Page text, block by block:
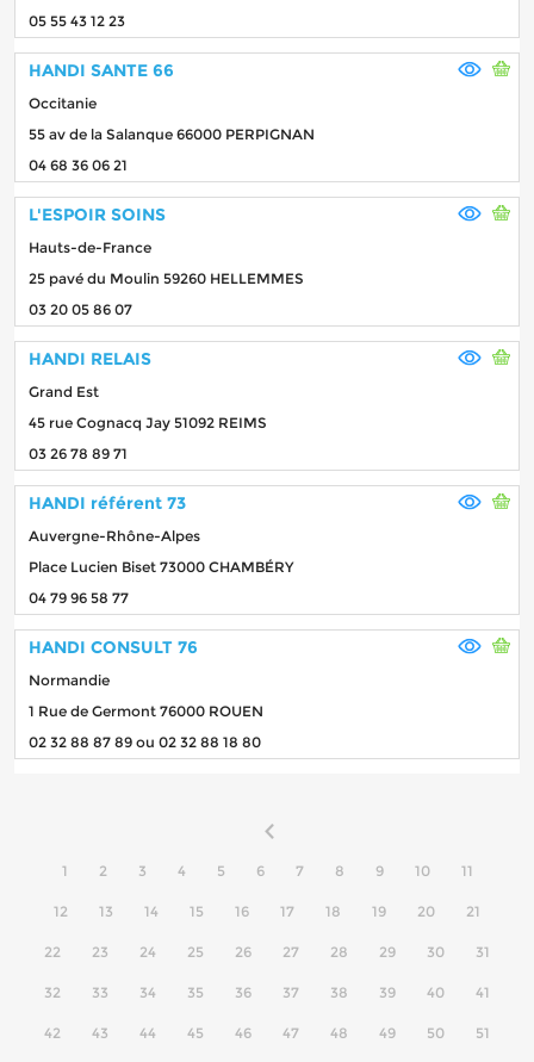
05 55 43 12 23
HANDI SANTE 66
Occitanie
55 av de la Salanque 66000 PERPIGNAN
04 68 36 06 21
L'ESPOIR SOINS
Hauts-de-France
25 pavé du Moulin 59260 HELLEMMES
03 20 05 86 07
HANDI RELAIS
Grand Est
45 rue Cognacq Jay 51092 REIMS
03 26 78 89 71
HANDI référent 73
Auvergne-Rhône-Alpes
Place Lucien Biset 73000 CHAMBÉRY
04 79 96 58 77
HANDI CONSULT 76
Normandie
1 Rue de Germont 76000 ROUEN
02 32 88 87 89 ou 02 32 88 18 80
1 2 3 4 5 6 7 8 9 10 11
12 13 14 15 16 17 18 19 20 21
22 23 24 25 26 27 28 29 30 31
32 33 34 35 36 37 38 39 40 41
42 43 44 45 46 47 48 49 50 51